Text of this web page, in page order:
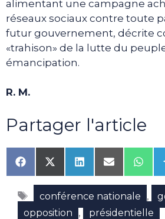
alimentant une campagne
réseaux sociaux contre toute
futur gouvernement, décrite
«trahison» de la lutte du
émancipation.
R. M.
Partager l'article
Share
on
Facebook
Share
on
X
(Twitter)
Share
on
LinkedIn
Share
on
Email
on
Étiquettes
conférence nationale ,
opposition , présidentielle